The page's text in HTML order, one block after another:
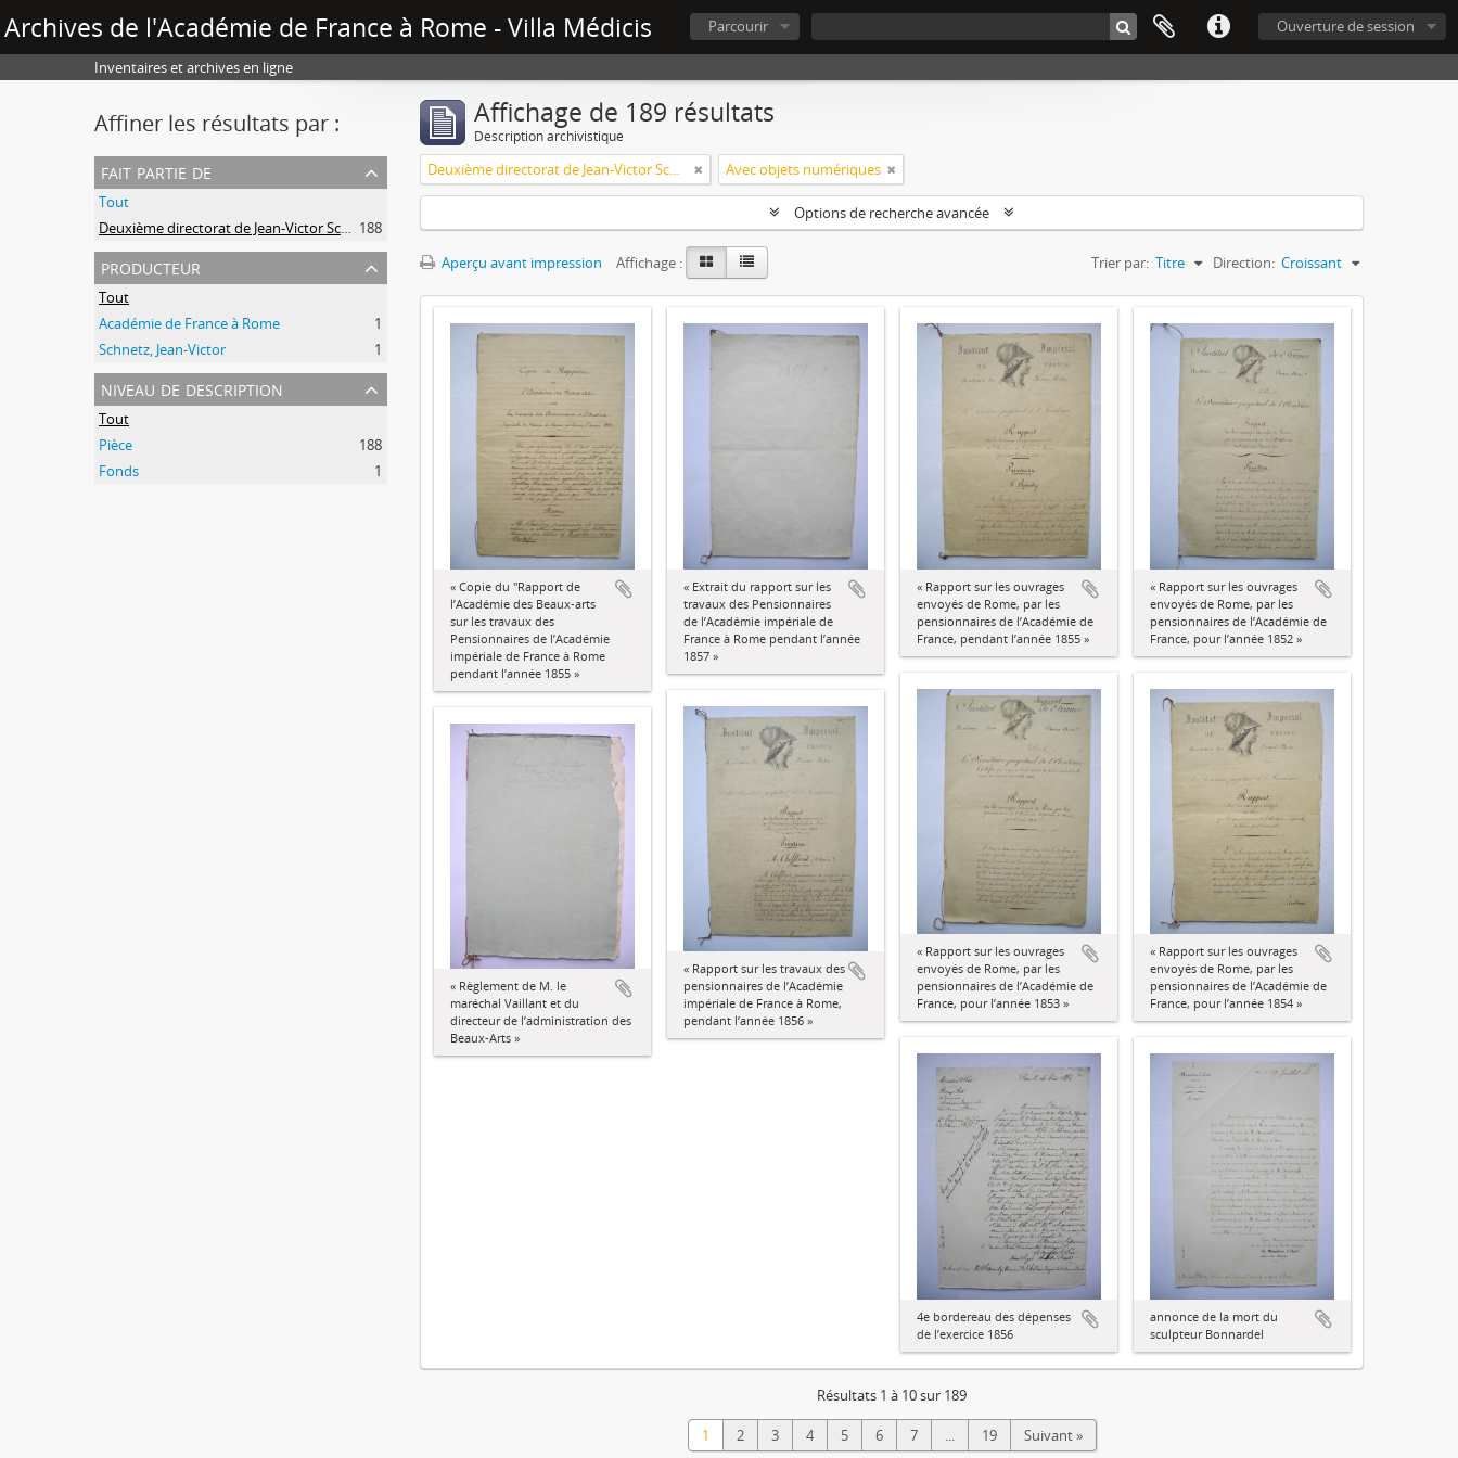
Archives de l'Académie de France à Rome - Villa Médicis Parcourir Ouverture de session
Inventaires et archives en ligne
Affiner les résultats par :
fait partie de
Tout
Deuxième directorat de Jean-Victor Schnetz (1853-1866) 188
producteur
Tout
Académie de France à Rome
1
Schnetz, Jean-Victor
1
niveau de description
Tout
Pièce
188
Fonds
1
Affichage de 189 résultats
Description archivistique
Deuxième directorat de Jean-Victor Schnetz (1853-1866) Avec objets numériques
Options de recherche avancée
Aperçu avant impression Affichage : Trier par: Titre Direction: Croissant
« Copie du "Rapport de
l’Académie des Beaux-arts
sur les travaux des
Pensionnaires de l’Académie
impériale de France à Rome
pendant l’année 1855 »
« Extrait du rapport sur les
travaux des Pensionnaires
de l’Académie impériale de
France à Rome pendant l’année
1857 »
« Rapport sur les ouvrages
envoyés de Rome, par les
pensionnaires de l’Académie de
France, pendant l’année 1855 »
« Rapport sur les ouvrages
envoyés de Rome, par les
pensionnaires de l’Académie de
France, pour l’année 1852 »
« Rapport sur les ouvrages
envoyés de Rome, par les
pensionnaires de l’Académie de
France, pour l’année 1853 »
« Rapport sur les ouvrages
envoyés de Rome, par les
pensionnaires de l’Académie de
France, pour l’année 1854 »
« Rapport sur les travaux des
pensionnaires de l’Académie
impériale de France à Rome,
pendant l’année 1856 »
« Règlement de M. le
maréchal Vaillant et du
directeur de l’administration des
Beaux-Arts »
4e bordereau des dépenses
de l’exercice 1856
annonce de la mort du
sculpteur Bonnardel
Résultats 1 à 10 sur 189
1 2 3 4 5 6 7 ... 19 Suivant »